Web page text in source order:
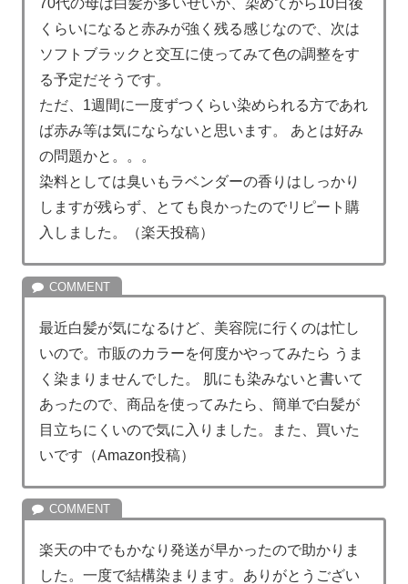
70代の母は白髪が多いせいか、染めてから10日後
くらいになると赤みが強く残る感じなので、次は
ソフトブラックと交互に使ってみて色の調整をす
る予定だそうです。
ただ、1週間に一度ずつくらい染められる方であれ
ば赤み等は気にならないと思います。 あとは好み
の問題かと。。。
染料としては臭いもラベンダーの香りはしっかり
しますが残らず、とても良かったのでリピート購
入しました。（楽天投稿）
最近白髪が気になるけど、美容院に行くのは忙し
いので。市販のカラーを何度かやってみたら うま
く染まりませんでした。 肌にも染みないと書いて
あったので、商品を使ってみたら、簡単で白髪が
目立ちにくいので気に入りました。また、買いた
いです（Amazon投稿）
楽天の中でもかなり発送が早かったので助かりま
した。一度で結構染まります。ありがとうござい